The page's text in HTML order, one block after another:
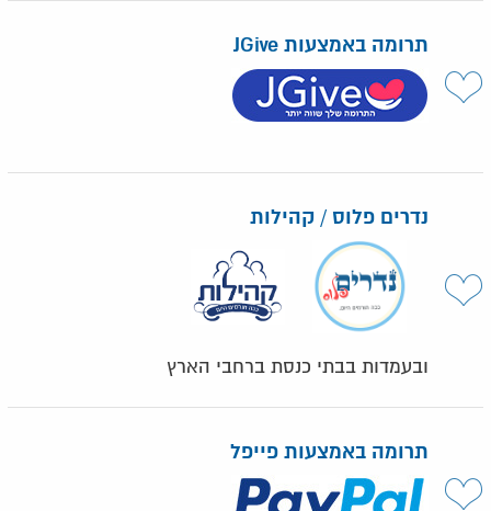
תרומה באמצעות JGive
נדרים פלוס / קהילות
ובעמדות בבתי כנסת ברחבי הארץ
תרומה באמצעות פייפל